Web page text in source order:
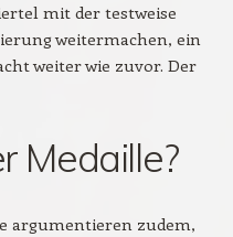
mit der testweise
weitermachen, ein
weiter wie zuvor. Der
Medaille?
argumentieren zudem,